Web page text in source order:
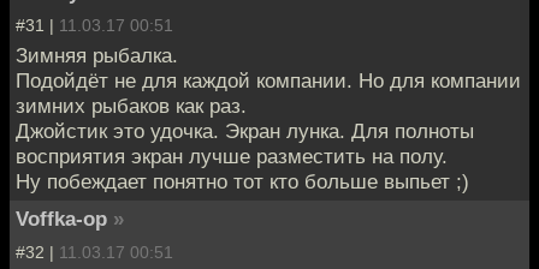
#31 | 11.03.17 00:51
Зимняя рыбалка.
Подойдёт не для каждой компании. Но для компании
зимних рыбаков как раз.
Джойстик это удочка. Экран лунка. Для полноты
восприятия экран лучше разместить на полу.
Ну побеждает понятно тот кто больше выпьет ;)
Voffka-op »
#32 | 11.03.17 00:51